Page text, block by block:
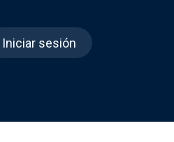
Iniciar sesión